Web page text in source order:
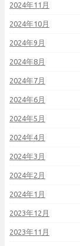
2024年11月
2024年10月
2024年9月
2024年8月
2024年7月
2024年6月
2024年5月
2024年4月
2024年3月
2024年2月
2024年1月
2023年12月
2023年11月